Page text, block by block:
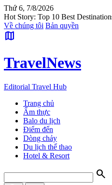
Thứ 6, 7/8/2026
Hot Story: Top 10 Best
Về chúng tôi Bản quyền
map
TravelNews
Editorial Travel Hub
Trang chủ
Ẩm thực
Balo du lịch
Điểm đến
Dòng chảy
Du lịch thể thao
Hotel & Resort
search